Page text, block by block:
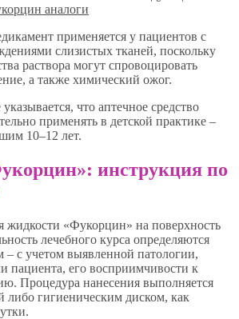
применяется у пациентов с
слизистых тканей, поскольку
раствора могут спровоцировать
а также химический ожог.
что аптечное средство
применять в детской практике –
10–12 лет.
инструкция по
жидкости «Фукорцин» на поверхность
лечебного курса определяются
– с учетом выявленной патологии,
пациента, его восприимчивости к
Процедура нанесения выполняется
либо гигиеническим диском, как